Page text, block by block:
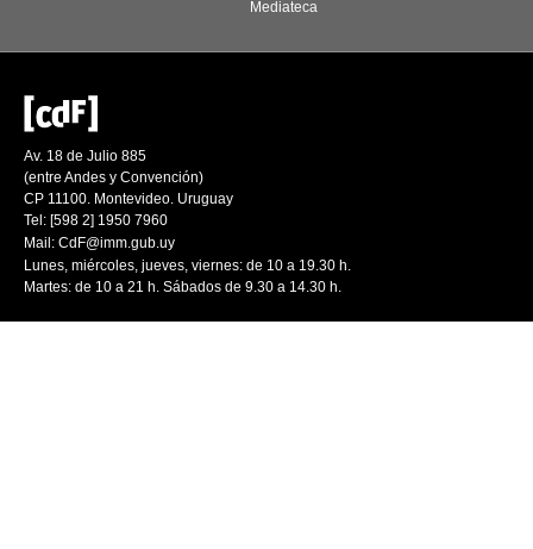
Mediateca
Av. 18 de Julio 885
(entre Andes y Convención)
CP 11100. Montevideo. Uruguay
Tel: [598 2] 1950 7960
Mail: CdF@imm.gub.uy
Lunes, miércoles, jueves, viernes: de 10 a 19.30 h.
Martes: de 10 a 21 h. Sábados de 9.30 a 14.30 h.